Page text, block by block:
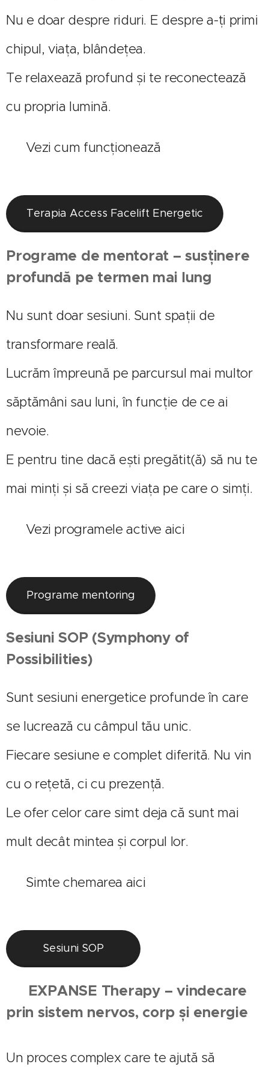
Nu e doar despre riduri. E despre a-ți primi
chipul, viața, blândețea.
Te relaxează profund și te reconectează
cu propria lumină.
🔗 Vezi cum funcționează
Terapia Access Facelift Energetic
Programe de mentorat – susținere
profundă pe termen mai lung
Nu sunt doar sesiuni. Sunt spații de
transformare reală.
Lucrăm împreună pe parcursul mai multor
săptămâni sau luni, în funcție de ce ai
nevoie.
E pentru tine dacă ești pregătit(ă) să nu te
mai minți și să creezi viața pe care o simți.
🔗 Vezi programele active aici
Programe mentoring
Sesiuni SOP (Symphony of
Possibilities)
Sunt sesiuni energetice profunde în care
se lucrează cu câmpul tău unic.
Fiecare sesiune e complet diferită. Nu vin
cu o rețetă, ci cu prezență.
Le ofer celor care simt deja că sunt mai
mult decât mintea și corpul lor.
🔗 Simte chemarea aici
Sesiuni SOP
EXPANSE Therapy – vindecare
prin sistem nervos, corp și energie
Un proces complex care te ajută să